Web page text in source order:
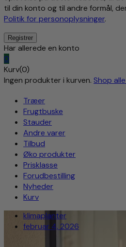
til din konto og til andre formål,
Politik for personoplysninger.
Har allerede en konto
0
Kurv(0)
Ingen produkter i kurven. Shop
Træer
Frugtbuske
Stauder
Andre varer
Tilbud
Øko produkter
Prisklasse
Forudbestilling
Nyheder
Kurv
klimaplanter
februar 4, 2026